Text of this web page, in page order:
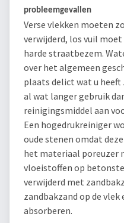
probleemgevallen
Verse vlekken moeten
verwijderd, los vuil
harde straatbezem.
over het algemeen
plaats delict wat u heeft
al wat langer gebruik
reinigingsmiddel aan
Een hogedrukreiniger
oude stenen omdat
het materiaal poreuzer
vloeistoffen op
verwijderd met
zandbakzand op de
absorberen.